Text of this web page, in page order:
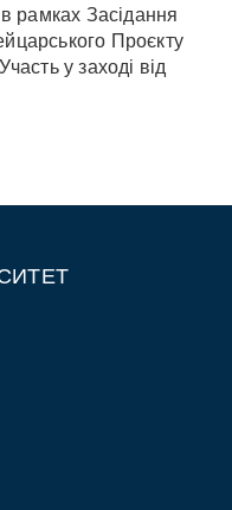
в рамках Засідання
Проєкту
у заході від